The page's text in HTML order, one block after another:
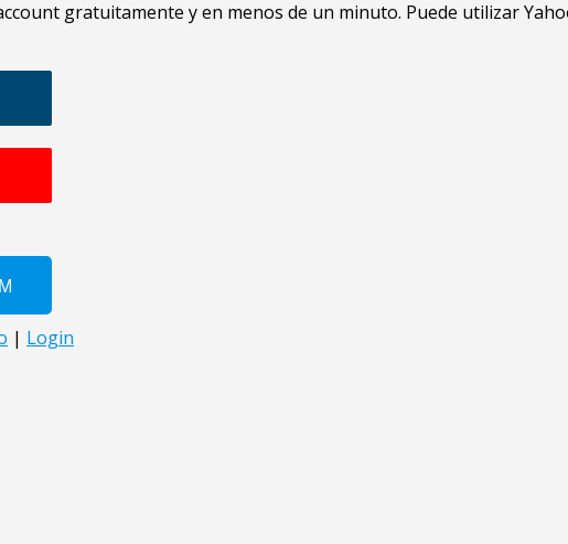
gratuitamente y en menos de un minuto. Puede utilizar
| Login